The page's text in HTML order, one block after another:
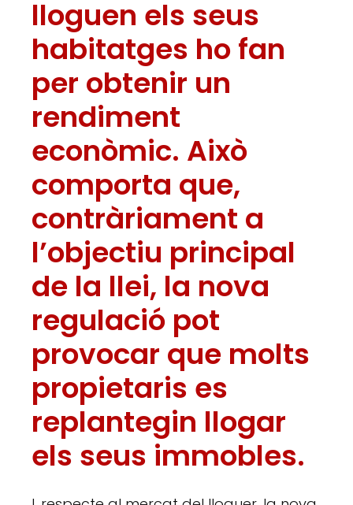
lloguen els seus
habitatges ho fan
per obtenir un
rendiment
econòmic. Això
comporta que,
contràriament a
l’objectiu principal
de la llei, la nova
regulació pot
provocar que molts
propietaris es
replantegin llogar
els seus immobles.